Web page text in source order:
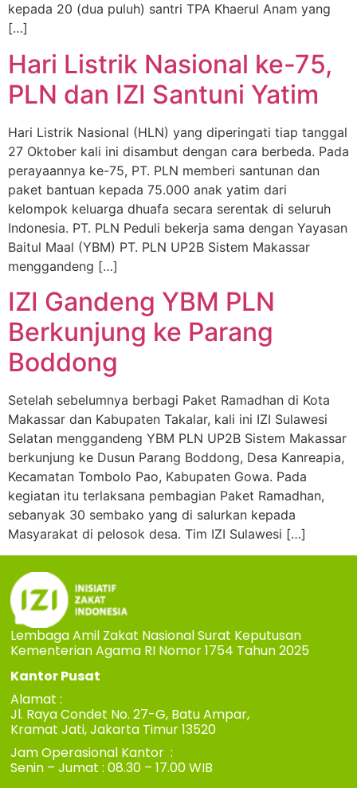
kepada 20 (dua puluh) santri TPA Khaerul Anam yang
[…]
Hari Listrik Nasional ke-75,
PLN dan IZI Santuni Yatim
Hari Listrik Nasional (HLN) yang diperingati tiap tanggal
27 Oktober kali ini disambut dengan cara berbeda. Pada
perayaannya ke-75, PT. PLN memberi santunan dan
paket bantuan kepada 75.000 anak yatim dari
kelompok keluarga dhuafa secara serentak di seluruh
Indonesia. PT. PLN Peduli bekerja sama dengan Yayasan
Baitul Maal (YBM) PT. PLN UP2B Sistem Makassar
menggandeng […]
IZI Gandeng YBM PLN
Berkunjung ke Parang
Boddong
Setelah sebelumnya berbagi Paket Ramadhan di Kota
Makassar dan Kabupaten Takalar, kali ini IZI Sulawesi
Selatan menggandeng YBM PLN UP2B Sistem Makassar
berkunjung ke Dusun Parang Boddong, Desa Kanreapia,
Kecamatan Tombolo Pao, Kabupaten Gowa. Pada
kegiatan itu terlaksana pembagian Paket Ramadhan,
sebanyak 30 sembako yang di salurkan kepada
Masyarakat di pelosok desa. Tim IZI Sulawesi […]
Lembaga Amil Zakat Nasional Surat Keputusan
Kementerian Agama RI Nomor 1754 Tahun 2025
Kantor Pusat
Alamat :
Jl. Raya Condet No. 27-G, Batu Ampar,
Kramat Jati, Jakarta Timur 13520
Jam Operasional Kantor :
Senin – Jumat : 08.30 – 17.00 WIB